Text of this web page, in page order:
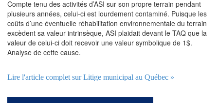
Compte tenu des activités d’ASI sur son propre terrain pendant
plusieurs années, celui-ci est lourdement contaminé. Puisque les
coûts d’une éventuelle réhabilitation environnementale du terrain
excèdent sa valeur intrinsèque, ASI plaidait devant le TAQ que la
valeur de celui-ci doit recevoir une valeur symbolique de 1$.
Analyse de cette cause.
Lire l'article complet sur Litige municipal au Québec »